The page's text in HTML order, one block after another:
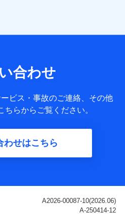
した、以下の情報などの個人デ
アドレス、お客さまの識別子、
サービスのご利用に関する情
高、dポイント利用履歴などが
インターネット利用時の行動に
ション利用時の行動に関する情
合わせ
ビス・事故のご連絡、その他
ちらからご覧ください。
わせはこちら